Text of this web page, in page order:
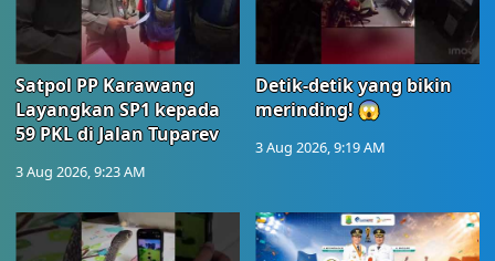
Satpol PP Karawang
Layangkan SP1 kepada
59 PKL di Jalan Tuparev
3 Aug 2026, 9:23 AM
Detik-detik yang bikin
merinding! 😱
3 Aug 2026, 9:19 AM